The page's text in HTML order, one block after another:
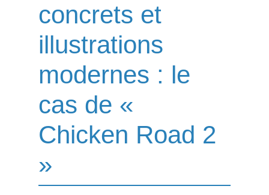
concrets et
illustrations
modernes : le
cas de «
Chicken Road 2
»